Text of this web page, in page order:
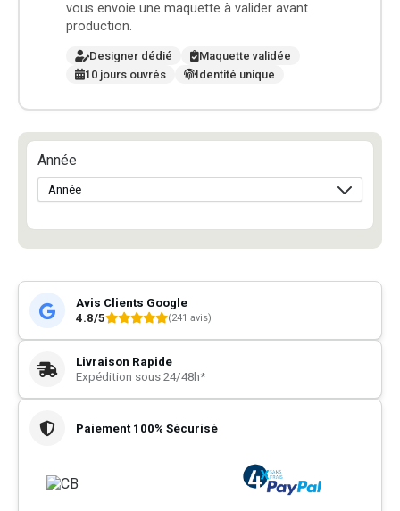
vous envoie une maquette à valider avant
production.
Designer dédié
Maquette validée
10 jours ouvrés
Identité unique
Année
Avis Clients Google
4.8/5
(241 avis)
Livraison Rapide
Expédition sous 24/48h*
Paiement 100% Sécurisé